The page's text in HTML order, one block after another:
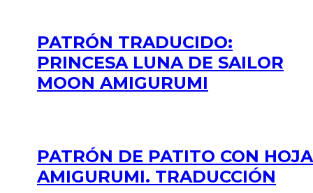
PATRÓN TRADUCIDO:
PRINCESA LUNA DE SAILOR
MOON AMIGURUMI
PATRÓN DE PATITO CON HOJA
AMIGURUMI. TRADUCCIÓN